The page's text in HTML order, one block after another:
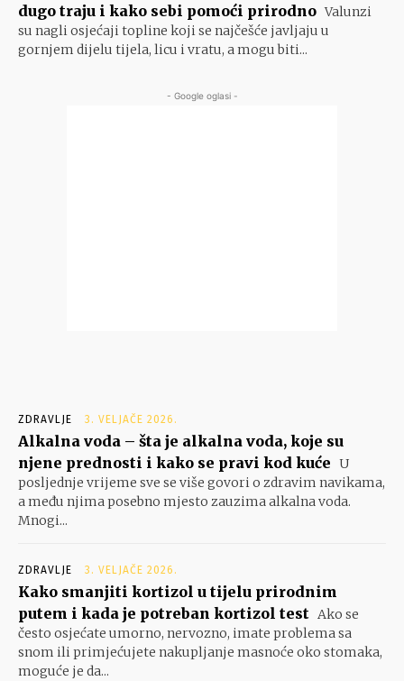
dugo traju i kako sebi pomoći prirodno Valunzi
su nagli osjećaji topline koji se najčešće javljaju u
gornjem dijelu tijela, licu i vratu, a mogu biti...
- Google oglasi -
ZDRAVLJE 3. VELJAČE 2026.
Alkalna voda – šta je alkalna voda, koje su
njene prednosti i kako se pravi kod kuće U
posljednje vrijeme sve se više govori o zdravim navikama,
a među njima posebno mjesto zauzima alkalna voda.
Mnogi...
ZDRAVLJE 3. VELJAČE 2026.
Kako smanjiti kortizol u tijelu prirodnim
putem i kada je potreban kortizol test Ako se
često osjećate umorno, nervozno, imate problema sa
snom ili primjećujete nakupljanje masnoće oko stomaka,
moguće je da...